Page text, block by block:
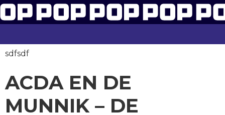
sdfsdf
ACDA EN DE
MUNNIK – DE